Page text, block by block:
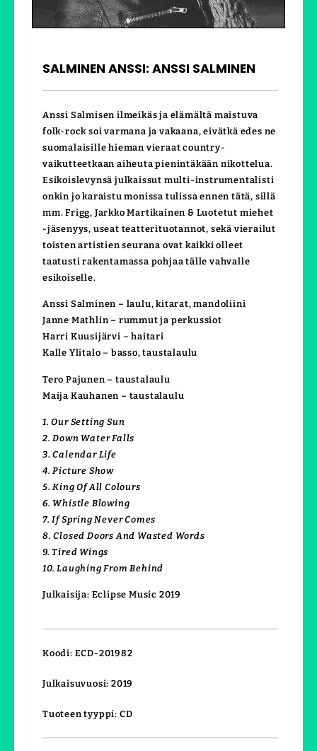
SALMINEN ANSSI: ANSSI SALMINEN
Anssi Salmisen ilmeikäs ja elämältä maistuva
folk-rock soi varmana ja vakaana, eivätkä edes ne
suomalaisille hieman vieraat country-
vaikutteetkaan aiheuta pienintäkään nikottelua.
Esikoislevynsä julkaissut multi-instrumentalisti
onkin jo karaistu monissa tulissa ennen tätä, sillä
mm. Frigg, Jarkko Martikainen & Luotetut miehet
-jäsenyys, useat teatterituotannot, sekä vierailut
toisten artistien seurana ovat kaikki olleet
taatusti rakentamassa pohjaa tälle vahvalle
esikoiselle.
Anssi Salminen – laulu, kitarat, mandoliini
Janne Mathlin – rummut ja perkussiot
Harri Kuusijärvi – haitari
Kalle Ylitalo – basso, taustalaulu
Tero Pajunen – taustalaulu
Maija Kauhanen – taustalaulu
1. Our Setting Sun
2. Down Water Falls
3. Calendar Life
4. Picture Show
5. King Of All Colours
6. Whistle Blowing
7. If Spring Never Comes
8. Closed Doors And Wasted Words
9. Tired Wings
10. Laughing From Behind
Julkaisija: Eclipse Music 2019
Koodi: ECD-201982
Julkaisuvuosi: 2019
Tuoteen tyyppi: CD